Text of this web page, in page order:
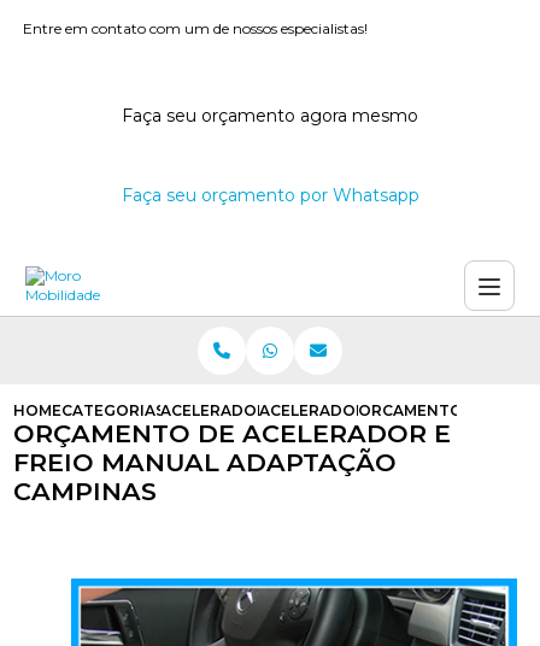
Entre em contato com um de nossos especialistas!
Faça seu orçamento agora mesmo
Faça seu orçamento por Whatsapp
HOMECATEGORIASACELERADORES E FREIOS MANUAIS
ACELERADOR E FREIO MANUAL
ORCAMENTO DE
ORÇAMENTO DE ACELERADOR E
FREIO MANUAL ADAPTAÇÃO
CAMPINAS